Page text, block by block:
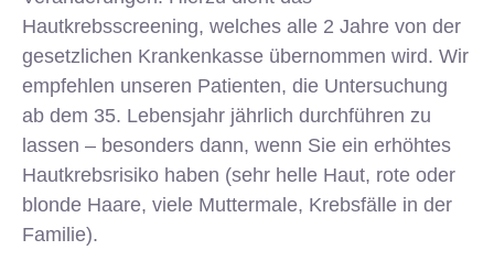
Hautkrebsscreening, welches alle 2 Jahre von der
gesetzlichen Krankenkasse übernommen wird. Wir
empfehlen unseren Patienten, die Untersuchung
ab dem 35. Lebensjahr jährlich durchführen zu
lassen – besonders dann, wenn Sie ein erhöhtes
Hautkrebsrisiko haben (sehr helle Haut, rote oder
blonde Haare, viele Muttermale, Krebsfälle in der
Familie).